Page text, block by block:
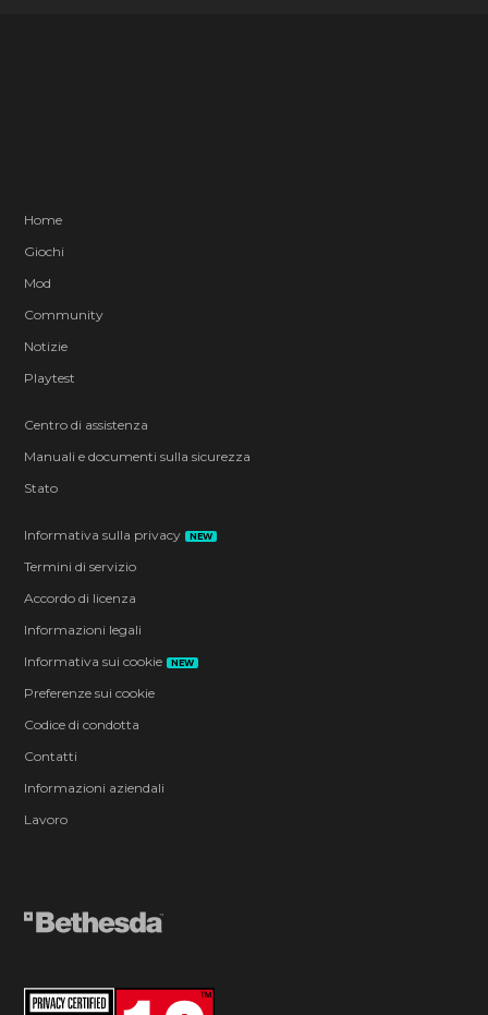
Home
Giochi
Mod
Community
Notizie
Playtest
Centro di assistenza
Manuali e documenti sulla sicurezza
Stato
Informativa sulla privacy NEW
Termini di servizio
Accordo di licenza
Informazioni legali
Informativa sui cookie
NEW
Preferenze sui cookie
Codice di condotta
Contatti
Informazioni aziendali
Lavoro